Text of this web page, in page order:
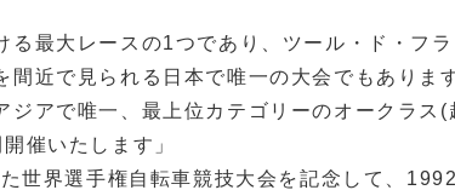
る最大レースの1つであり、ツール・ド・フ
近で見られる日本で唯一の大会でもありま
ジアで唯一、最上位カテゴリーのオークラス(
催いたします」
世界選手権自転車競技大会を記念して、